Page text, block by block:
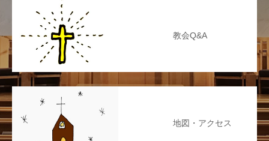
教会Q&A
地図・アクセス